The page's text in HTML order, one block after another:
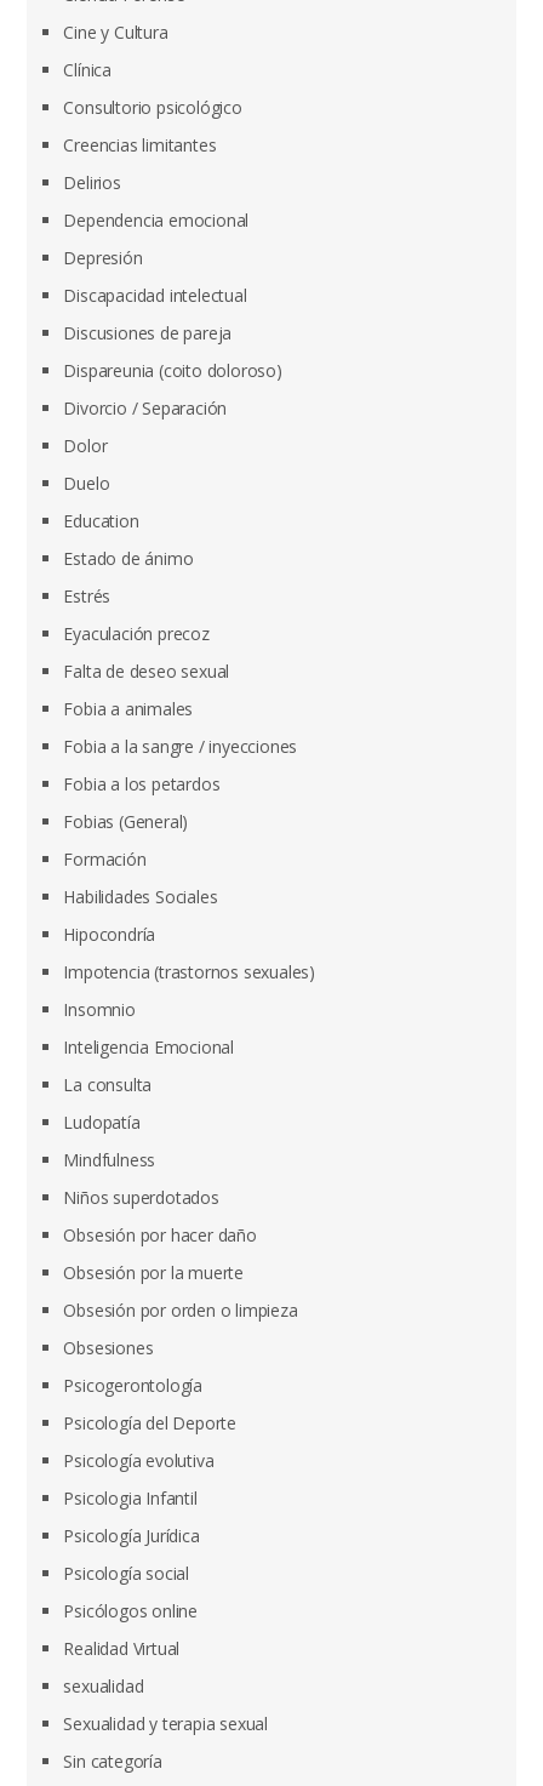
Cine y Cultura
Clínica
Consultorio psicológico
Creencias limitantes
Delirios
Dependencia emocional
Depresión
Discapacidad intelectual
Discusiones de pareja
Dispareunia (coito doloroso)
Divorcio / Separación
Dolor
Duelo
Education
Estado de ánimo
Estrés
Eyaculación precoz
Falta de deseo sexual
Fobia a animales
Fobia a la sangre / inyecciones
Fobia a los petardos
Fobias (General)
Formación
Habilidades Sociales
Hipocondría
Impotencia (trastornos sexuales)
Insomnio
Inteligencia Emocional
La consulta
Ludopatía
Mindfulness
Niños superdotados
Obsesión por hacer daño
Obsesión por la muerte
Obsesión por orden o limpieza
Obsesiones
Psicogerontología
Psicología del Deporte
Psicología evolutiva
Psicologia Infantil
Psicología Jurídica
Psicología social
Psicólogos online
Realidad Virtual
sexualidad
Sexualidad y terapia sexual
Sin categoría